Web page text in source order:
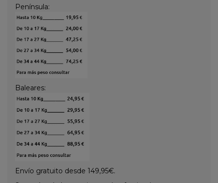
Península:
Baleares:
Envío gratuito desde 149,95€.